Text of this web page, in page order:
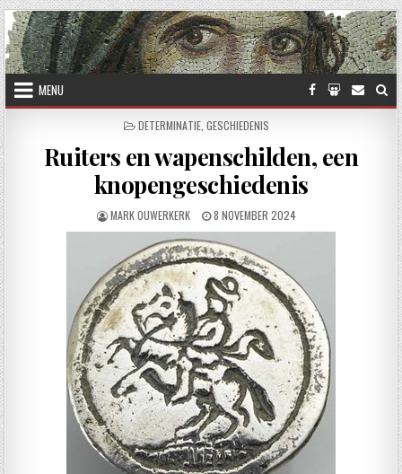
Skip to content
MENU
POSTED IN
DETERMINATIE GESCHIEDENIS
Ruiters en wapenschilden, een
knopengeschiedenis
AUTHOR:
MARK OUWERKERK PUBLISHED DATE:
8 NOVEMBER 2024